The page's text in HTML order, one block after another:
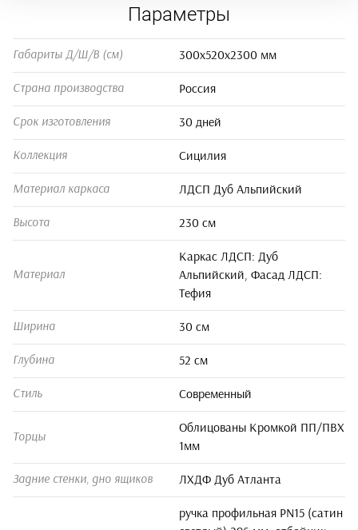
Параметры
Габариты Д/Ш/В (см) 300х520х2300 мм
Страна производства Россия
Срок изготовления 30 дней
Коллекция Сицилия
Материал каркаса ЛДСП Дуб Альпийский
Высота 230 см
Материал
Каркас ЛДСП: Дуб
Альпийский, Фасад ЛДСП:
Тефия
Ширина 30 см
Глубина 52 см
Стиль Современный
Торцы
Облицованы Кромкой ПП/ПВХ
1мм
Задние стенки, дно ящиков ЛХДФ Дуб Атланта
ручка профильная PN15 (сатин